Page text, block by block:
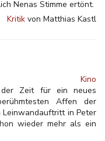
Nenas Stimme ertönt.
Kritik von Matthias Kastl
Kino
Zeit für ein neues
Affen der
Leinwandauftritt in Peter
wieder mehr als ein